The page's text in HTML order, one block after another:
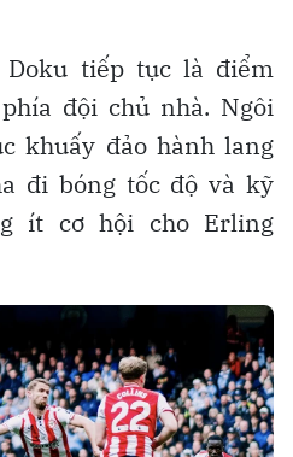
tiếp tục là điểm
đội chủ nhà. Ngôi
khuấy đảo hành lang
đi bóng tốc độ và kỹ
ít cơ hội cho Erling